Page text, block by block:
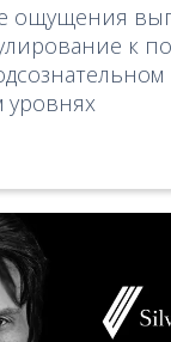
ощущения
к
уровнях